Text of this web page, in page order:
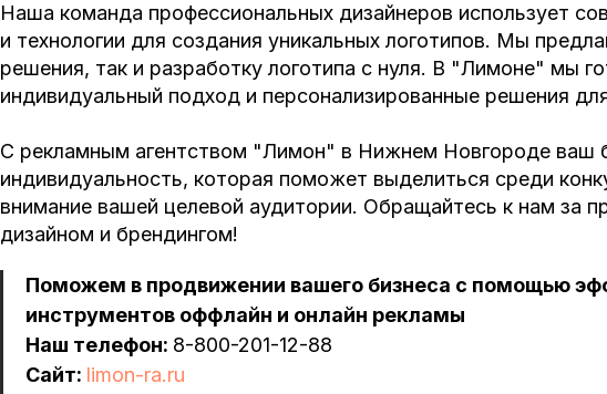
Наша команда профессиональных дизайнеров использует
и технологии для создания уникальных логотипов. Мы
решения, так и разработку логотипа с нуля. В "Лимоне" мы
индивидуальный подход и персонализированные решения
С рекламным агентством "Лимон" в Нижнем Новгороде ваш
индивидуальность, которая поможет выделиться среди
внимание вашей целевой аудитории. Обращайтесь к нам за
дизайном и брендингом!
Поможем в продвижении вашего бизнеса с помощью
инструментов оффлайн и онлайн рекламы
Наш телефон: 8-800-201-12-88
Сайт: limon-ra.ru